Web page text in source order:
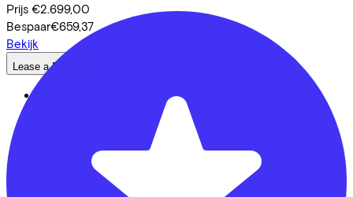
Prijs €2.699,00
Bespaar€659,37
Bekijk
Lease a Bike